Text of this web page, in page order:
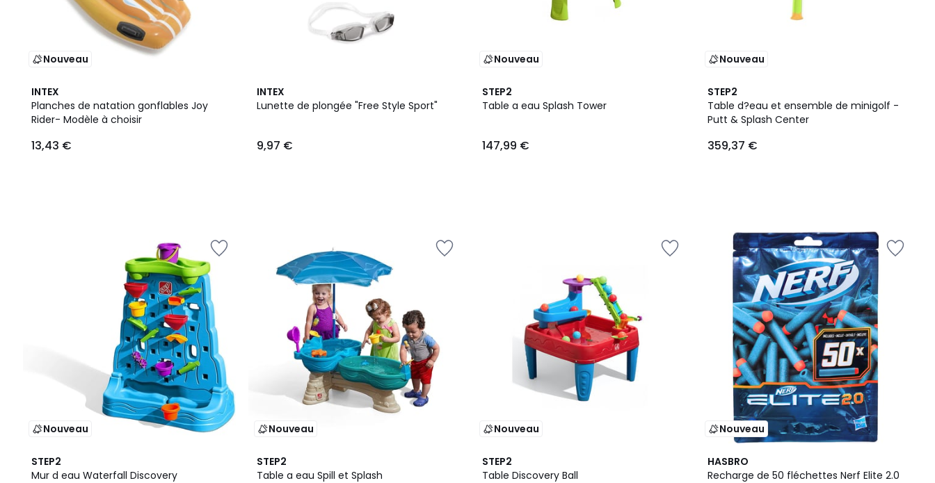
Nouveau
INTEX
Planches de natation gonflables Joy
Rider- Modèle à choisir
13,43 €
INTEX
Lunette de plongée "Free Style Sport"
9,97 €
Nouveau
STEP2
Table a eau Splash Tower
147,99 €
Nouveau
STEP2
Table d?eau et ensemble de minigolf -
Putt & Splash Center
359,37 €
Nouveau
STEP2
Mur d eau Waterfall Discovery
Nouveau
STEP2
Table a eau Spill et Splash
Nouveau
STEP2
Table Discovery Ball
Nouveau
HASBRO
Recharge de 50 fléchettes Nerf Elite 2.0